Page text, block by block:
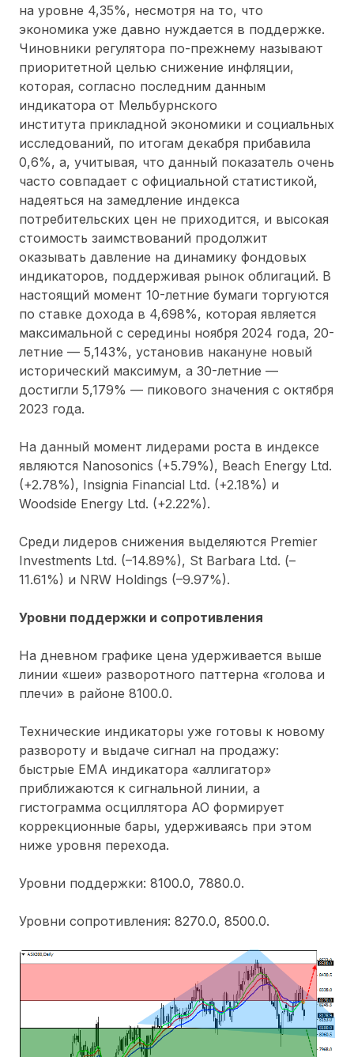
на уровне 4,35%, несмотря на то, что
экономика уже давно нуждается в поддержке.
Чиновники регулятора по-прежнему называют
приоритетной целью снижение инфляции,
которая, согласно последним данным
индикатора от Мельбурнского
института прикладной экономики и социальных
исследований, по итогам декабря прибавила
0,6%, а, учитывая, что данный показатель очень
часто совпадает с официальной статистикой,
надеяться на замедление индекса
потребительских цен не приходится, и высокая
стоимость заимствований продолжит
оказывать давление на динамику фондовых
индикаторов, поддерживая рынок облигаций. В
настоящий момент 10-летние бумаги торгуются
по ставке дохода в 4,698%, которая является
максимальной с середины ноября 2024 года, 20-
летние — 5,143%, установив накануне новый
исторический максимум, а 30-летние —
достигли 5,179% — пикового значения с октября
2023 года.
На данный момент лидерами роста в индексе
являются Nanosonics (+5.79%), Beach Energy Ltd.
(+2.78%), Insignia Financial Ltd. (+2.18%) и
Woodside Energy Ltd. (+2.22%).
Среди лидеров снижения выделяются Premier
Investments Ltd. (–14.89%), St Barbara Ltd. (–
11.61%) и NRW Holdings (–9.97%).
Уровни поддержки и сопротивления
На дневном графике цена удерживается выше
линии «шеи» разворотного паттерна «голова и
плечи» в районе 8100.0.
Технические индикаторы уже готовы к новому
развороту и выдаче сигнал на продажу:
быстрые ЕМА индикатора «аллигатор»
приближаются к сигнальной линии, а
гистограмма осциллятора АО формирует
коррекционные бары, удерживаясь при этом
ниже уровня перехода.
Уровни поддержки: 8100.0, 7880.0.
Уровни сопротивления: 8270.0, 8500.0.